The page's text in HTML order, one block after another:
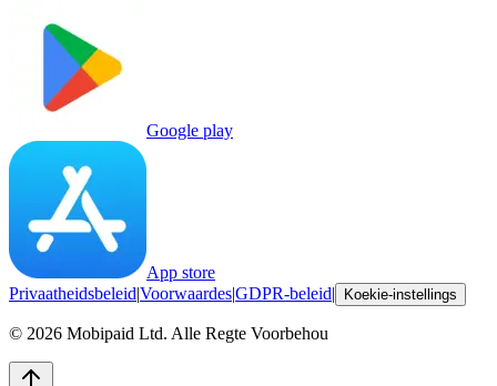
Google play
App store
Privaatheidsbeleid|Voorwaardes|GDPR-beleid| Koekie-instellings
© 2026 Mobipaid Ltd. Alle Regte Voorbehou